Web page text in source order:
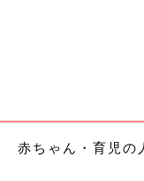
赤ちゃん・育児の